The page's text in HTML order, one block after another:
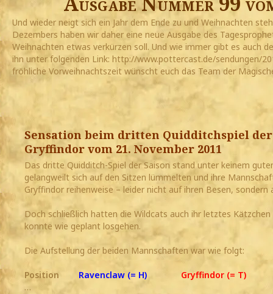
Und wieder neigt sich ein Jahr dem Ende zu und Weihnachten
Dezembers haben wir daher eine neue Ausgabe des
Weihnachten etwas verkürzen soll. Und wie immer gibt es auch
ihn unter folgenden Link: http://www.pottercast.de/sendungen/
fröhliche Vorweihnachtszeit wünscht euch das Team der
Sensation beim dritten Quidditchspiel der
Gryffindor vom 21. November 2011
Das dritte Quidditch-Spiel der Saison stand unter keinem
gelangweilt sich auf den Sitzen lümmelten und ihre
Gryffindor reihenweise – leider nicht auf ihren Besen, sondern
Doch schließlich hatten die Wildcats auch ihr letztes
konnte wie geplant losgehen.
Die Aufstellung der beiden Mannschaften war wie folgt:
Position Ravenclaw (= H)
Gryffindor (= T)
…